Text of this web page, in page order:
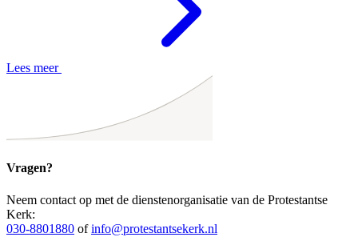
Lees meer
Vragen?
Neem contact op met de dienstenorganisatie van de Protestantse
Kerk:
030-8801880 ofinfo@protestantsekerk.nl